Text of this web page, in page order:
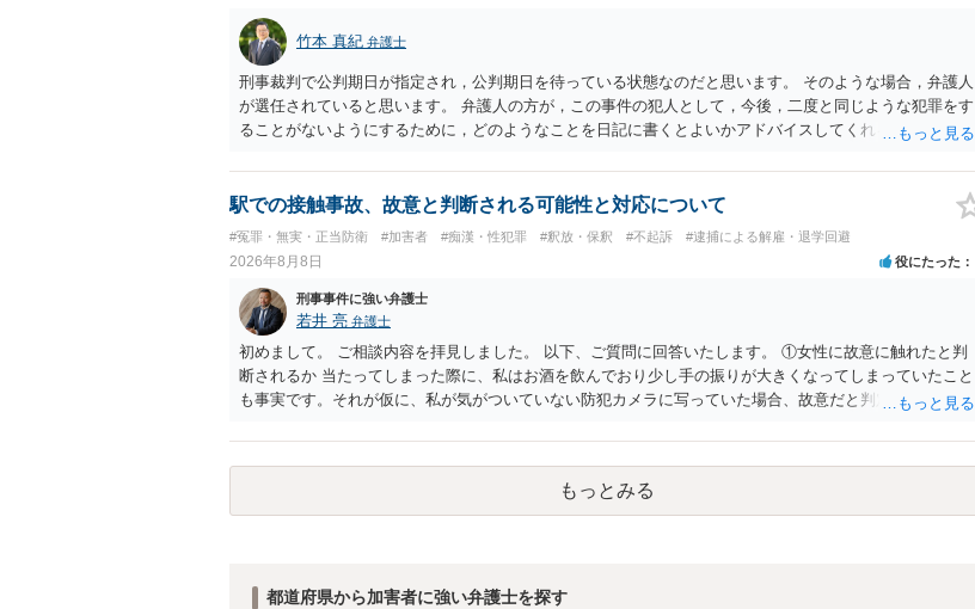
動き，女性への向かい方をみれば，酔っていて偶然の出来事か，意図的に偶然を装うように触ったのか
は，わかります。触る瞬間ではなくて，触るまでの状況の方が重要です。酔っていてふらついていたので
あれば，そのときだけふらついているわけではありません。腕の振り方も，そのときだけ偶然大きくなる
わけではありません。ですから，本件では，意図的だと疑われることはないと思います。その雰囲気は，
当たってしまった女性にも伝わっていたのでしょう。ですから大丈夫です。なお，故意は，主観面の話な
ので，防犯カメラの映像で決められることはありません。本人の話（故意を否認する話）が実際の状況と
矛盾しないかだけの話です。 ②について 犯人性が特定できませんから，逮捕や呼出の可能性はないと思
います。 ③について ②がないので，③はそもそもないことが前提なので，期間も考えなくて大丈夫で
す。 というわけで，本件は大丈夫ですから，今後，同じような不安に襲われることがないように気をつけ
てくださいね。それが一番大事です。
竹本 真紀 弁護士
刑事裁判で公判期日が指定され，公判期日を待っている状態なのだと思います。 そのような場合，弁護人
が選任されていると思います。 弁護人の方が，この事件の犯人として，今後，二度と同じような犯罪をす
ることがないようにするために，どのようなことを日記に書くとよいかアドバイスしてくれると思いま
するわけではないかもしれませんが，「裁判において証拠として利用できる可能性があれば」と考えてい
るのであれば，本件について証拠も見て内容を把握している，弁護人の方と相談して書く内容を打ち合わ
能力に影響する話ではなく情状に関しての話になると思いますので，弁護人の方と相談してみましょう。
駅での接触事故、故意と判断される可能性と対応について
#冤罪・無実・正当防衛 #加害者 #痴漢・性犯罪 #釈放・保釈 #不起訴 #逮捕による解雇・退学回避
2026年8月8日 役にたった
刑事事件に強い弁護士
若井 亮 弁護士
初めまして。 ご相談内容を拝見しました。 以下、ご質問に回答いたします。 ①女性に故意に触れたと判
断されるか 当たってしまった際に、私はお酒を飲んでおり少し手の振りが大きくなってしまっていたこと
も事実です。それが仮に、私が気がついていない防犯カメラに写っていた場合、故意だと判定されやすい
の可能性 この行為により、痴漢やその他の犯罪を犯したとして、逮捕、呼び出しされる可能性はどれほど
でしょうか？ 誤って当たってしまっただけであり、さらにその場で女性等のアクションが無かったことか
らすると、この後に呼び出される可能性は極めて低いと思います。 ③逮捕呼び出しまでの期間 大体どれ
ほどの期間逮捕呼び出しの可能性があると考えれば良いのでしょうか？ 逮捕や呼び出しの可能性は極めて
もっとみる
都道府県から加害者に強い弁護士を探す